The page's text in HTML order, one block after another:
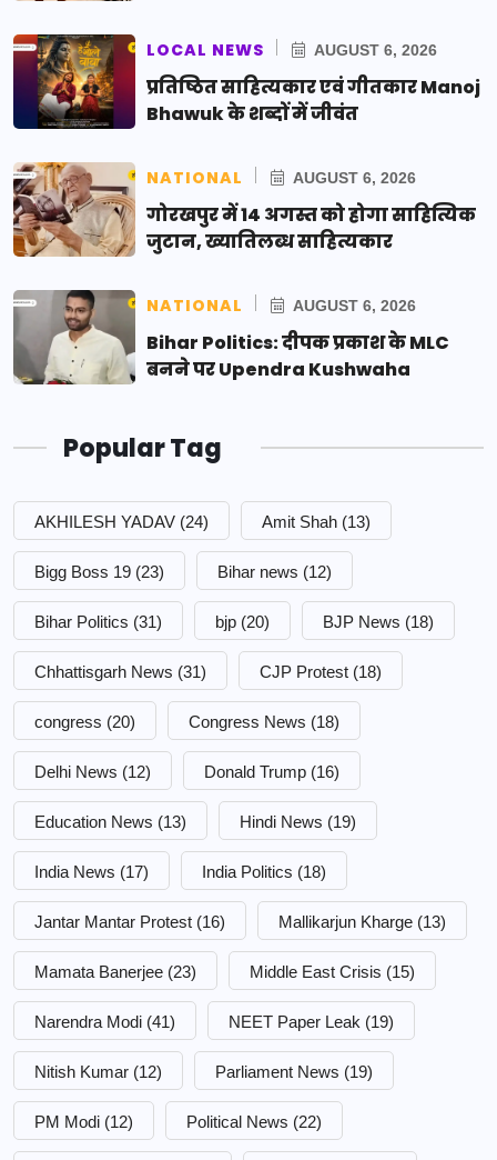
LOCAL NEWS AUGUST 6, 2026
प्रतिष्ठित साहित्यकार एवं गीतकार Manoj
Bhawuk के शब्दों में जीवंत
NATIONAL AUGUST 6, 2026
गोरखपुर में 14 अगस्त को होगा साहित्यिक
जुटान, ख्यातिलब्ध साहित्यकार
NATIONAL AUGUST 6, 2026
Bihar Politics: दीपक प्रकाश के MLC
बनने पर Upendra Kushwaha
Popular Tag
AKHILESH YADAV (24) Amit Shah (13)
Bigg Boss 19 (23) Bihar news (12)
Bihar Politics (31) bjp (20) BJP News (18)
Chhattisgarh News (31) CJP Protest (18)
congress (20) Congress News (18)
Delhi News (12) Donald Trump (16)
Education News (13) Hindi News (19)
India News (17) India Politics (18)
Jantar Mantar Protest (16) Mallikarjun Kharge (13)
Mamata Banerjee (23) Middle East Crisis (15)
Narendra Modi (41) NEET Paper Leak (19)
Nitish Kumar (12) Parliament News (19)
PM Modi (12) Political News (22)